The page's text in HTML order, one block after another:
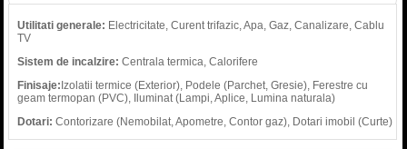
Utilitati generale: Electricitate, Curent trifazic, Apa, Gaz, Canalizare, Cablu
TV
Sistem de incalzire: Centrala termica, Calorifere
Finisaje: Izolatii termice (Exterior), Podele (Parchet, Gresie), Ferestre cu
geam termopan (PVC), Iluminat (Lampi, Aplice, Lumina naturala)
Dotari: Contorizare (Nemobilat, Apometre, Contor gaz), Dotari imobil (Curte)